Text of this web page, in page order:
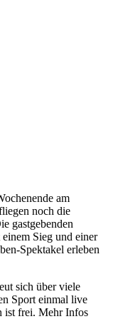
am
noch die
gastgebenden
Sieg und einer
Spektakel erleben
sich über viele
Sport einmal live
ist frei. Mehr Infos